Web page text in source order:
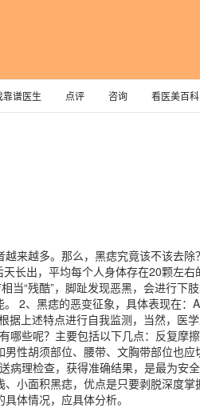
靠谱医生 点评 咨询 看医美百科
来越多。那么，黑痣究竟该不该去除
长出，平均每个人身体存在20颗左
“残酷”，脚趾发现恶黑，会进行下
2、黑痣的恶变征象，具体表现在：
上述特点进行自我监测，当然，医
些呢？主要包括以下几点：反复摩
性胡须部位、腰带、文胸带部位也
理检查，获得准确结果，是最为安
小面积黑痣，优点是只要剥脱深度
体情况，应具体分析。